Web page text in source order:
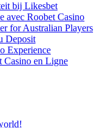
bij Likesbet
avec Roobet Casino
for Australian Players
Deposit
Experience
Casino en Ligne